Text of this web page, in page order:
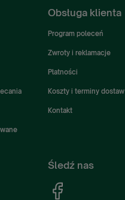
Obsługa klienta
Program poleceń
Zwroty i reklamacje
Płatności
Koszty i terminy dostaw
Kontakt
Śledź nas